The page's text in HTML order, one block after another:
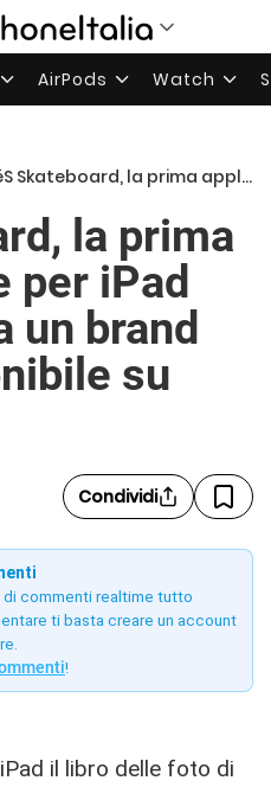
AirPods Watch
la prima applicazione per iPad realizzata da un brand skate, disponibile su App Store
la prima
per iPad
un brand
su
Condividi
di commenti realtime tutto
ti basta creare un account
!
il libro delle foto di